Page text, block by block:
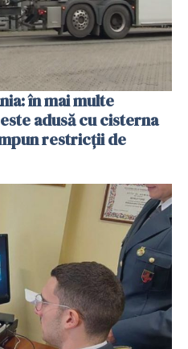
în mai multe
adusă cu cisterna
restricții de